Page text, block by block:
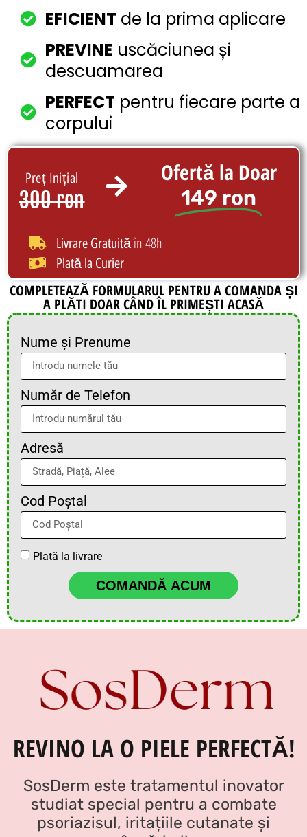
EFICIENT de la prima aplicare
PREVINE uscăciunea și
descuamarea
PERFECT pentru fiecare parte a
corpului
Preț Inițial
300 ron
Ofertă la Doar
149 ron
Livrare Gratuităîn 48h
Plată la Curier
COMPLETEAZĂ FORMULARUL PENTRU A COMANDA ȘI
A PLĂTI DOAR CÂND ÎL PRIMEȘTI ACASĂ
Nume și Prenume
Număr de Telefon
Adresă
Cod Poștal
Plată la livrare
COMANDĂ ACUM
REVINO LA O PIELE PERFECTĂ!
SosDerm este tratamentul inovator
studiat special pentru a combate
psoriazisul, iritațiile cutanate și